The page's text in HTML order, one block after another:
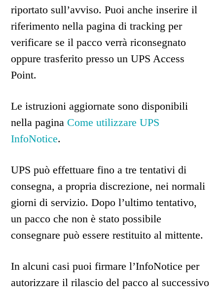
riportato sull’avviso. Puoi anche inserire il
riferimento nella pagina di tracking per
verificare se il pacco verrà riconsegnato
oppure trasferito presso un UPS Access
Point.
Le istruzioni aggiornate sono disponibili
nella pagina Come utilizzare UPS
InfoNotice.
UPS può effettuare fino a tre tentativi di
consegna, a propria discrezione, nei normali
giorni di servizio. Dopo l’ultimo tentativo,
un pacco che non è stato possibile
consegnare può essere restituito al mittente.
In alcuni casi puoi firmare l’InfoNotice per
autorizzare il rilascio del pacco al successivo